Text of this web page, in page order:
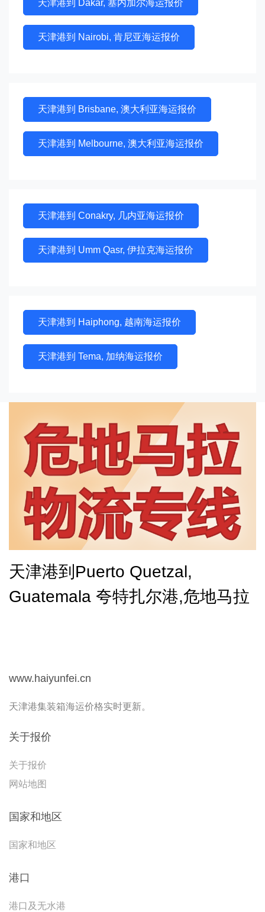
天津港到 Dakar, 塞内加尔海运报价
天津港到 Nairobi, 肯尼亚海运报价
天津港到 Brisbane, 澳大利亚海运报价
天津港到 Melbourne, 澳大利亚海运报价
天津港到 Conakry, 几内亚海运报价
天津港到 Umm Qasr, 伊拉克海运报价
天津港到 Haiphong, 越南海运报价
天津港到 Tema, 加纳海运报价
天津港到Puerto Quetzal,
Guatemala 夸特扎尔港,危地马拉
www.haiyunfei.cn
天津港集装箱海运价格实时更新。
关于报价
关于报价
网站地图
国家和地区
国家和地区
港口
港口及无水港